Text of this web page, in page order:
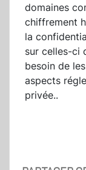
domaines
chiffrement
la
sur celles-ci
besoin de
aspects
privée..